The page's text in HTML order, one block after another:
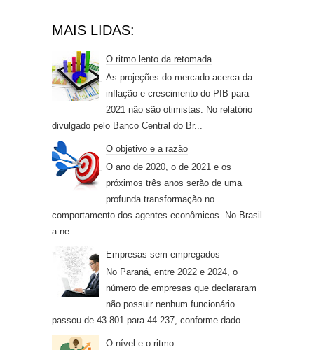
MAIS LIDAS:
O ritmo lento da retomada
As projeções do mercado acerca da
inflação e crescimento do PIB para
2021 não são otimistas. No relatório
divulgado pelo Banco Central do Br...
O objetivo e a razão
O ano de 2020, o de 2021 e os
próximos três anos serão de uma
profunda transformação no
comportamento dos agentes econômicos. No Brasil
a ne...
Empresas sem empregados
No Paraná, entre 2022 e 2024, o
número de empresas que declararam
não possuir nenhum funcionário
passou de 43.801 para 44.237, conforme dado...
O nível e o ritmo